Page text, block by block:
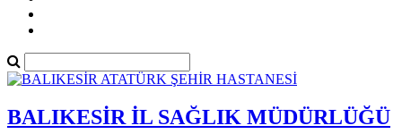
BALIKESİR İL SAĞLIK MÜDÜRLÜĞÜ